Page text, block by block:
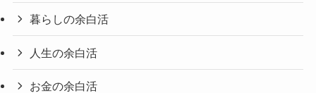
暮らしの余白活
人生の余白活
お金の余白活